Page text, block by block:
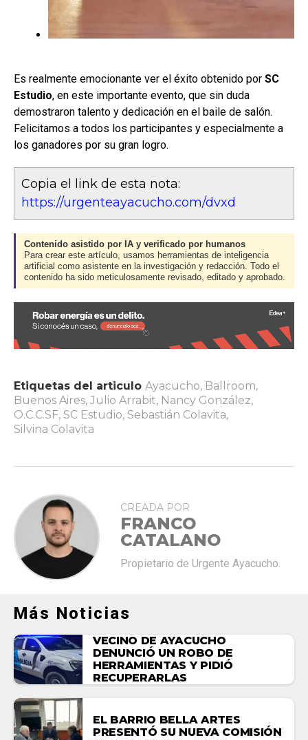
Es realmente emocionante ver el éxito obtenido por SC
Estudio, en este importante evento, que sin duda
demostraron talento y dedicación en el baile de salón.
Felicitamos a todos los participantes y especialmente a
los ganadores por su gran logro.
Copia el link de esta nota:
https://urgenteayacucho.com/dvxd
Contenido asistido por IA y verificado por humanos
Para crear este artículo, usamos herramientas de inteligencia
artificial como asistente en la investigación y redacción. Todo el
contenido ha sido meticulosamente revisado, editado y aprobado.
Etiquetas del articulo Ayacucho, Ballroom,
Buenos Aires, Julio Arrabit, Nancy González,
O.C.C.SF, SC Estudio, Sebastián Colavita,
Silvina Colavita
CREADA POR
FRANCO
CATALANO
Propietario de Urgente Ayacucho.
Más Noticias
VECINO DE AYACUCHO
DENUNCIÓ UN ROBO DE
HERRAMIENTAS Y PIDIÓ
RECUPERARLAS
EL BARRIO BELLA ARTES
PRESENTÓ SU NUEVA COMISIÓN